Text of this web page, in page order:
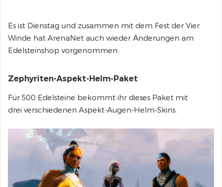
Es ist Dienstag und zusammen mit dem Fest der Vier
Winde hat ArenaNet auch wieder Änderungen am
Edelsteinshop vorgenommen.
Zephyriten-Aspekt-Helm-Paket
Für 500 Edelsteine bekommt ihr dieses Paket mit
drei verschiedenen Aspekt-Augen-Helm-Skins.